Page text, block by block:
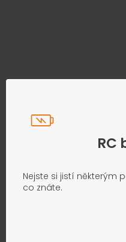
RC
Nejste si jistí některým
co znáte.